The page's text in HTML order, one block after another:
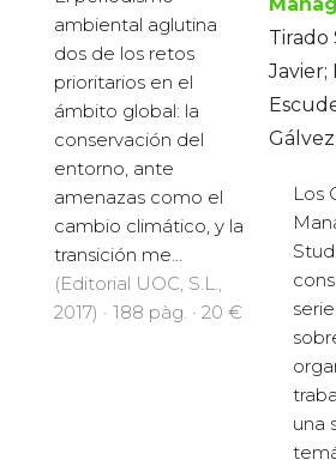
ambiental aglutina
dos de los retos
prioritarios en el
ámbito global: la
conservación del
entorno, ante
amenazas como el
cambio climático, y la
transición me...
(Editorial UOC, S.L.,
2017) · 188 pàg. · 20 €
Tirado
Javier;
Los
una